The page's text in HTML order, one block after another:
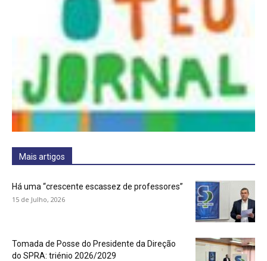
Mais artigos
Há uma “crescente escassez de professores”
15 de Julho, 2026
Tomada de Posse do Presidente da Direção
do SPRA: triénio 2026/2029